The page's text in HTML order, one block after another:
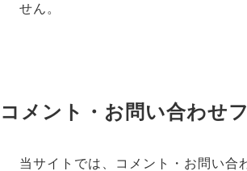
せん。
コメント・お問い合わせ
当サイトでは、コメント・お問い合